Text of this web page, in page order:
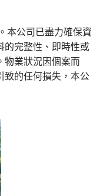
本公司已盡力確保資
的完整性、即時性或
物業狀況因個案而
致的任何損失，本公